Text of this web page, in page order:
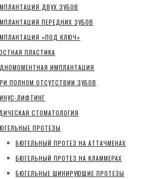
ДВУХ ЗУБОВ
ПЕРЕДНИХ ЗУБОВ
«ПОД КЛЮЧ»
ПЛАСТИКА
ИМПЛАНТАЦИЯ
ПОЛНОМ ОТСУТСТВИИ ЗУБОВ
ЛИФТИНГ
СТОМАТОЛОГИЯ
ПРОТЕЗЫ
БЮГЕЛЬНЫЙ ПРОТЕЗ НА АТТАЧМЕНАХ
БЮГЕЛЬНЫЙ ПРОТЕЗ НА КЛАММЕРАХ
БЮГЕЛЬНЫЕ ШИНИРУЮЩИЕ ПРОТЕЗЫ